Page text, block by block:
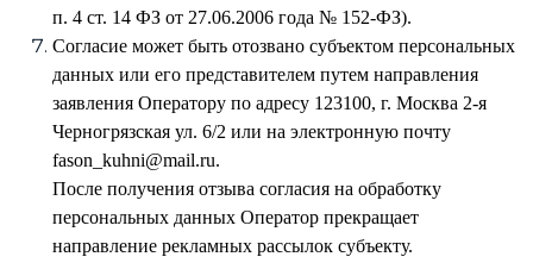
п. 4 ст. 14 ФЗ от 27.06.2006 года № 152-ФЗ).
Согласие может быть отозвано субъектом персональных
данных или его представителем путем направления
заявления Оператору по адресу 123100, г. Москва 2-я
Черногрязская ул. 6/2 или на электронную почту
fason_kuhni@mail.ru.
После получения отзыва согласия на обработку
персональных данных Оператор прекращает
направление рекламных рассылок субъекту.